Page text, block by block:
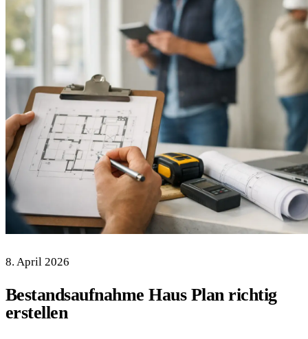
8. April 2026
Bestandsaufnahme Haus Plan richtig
erstellen